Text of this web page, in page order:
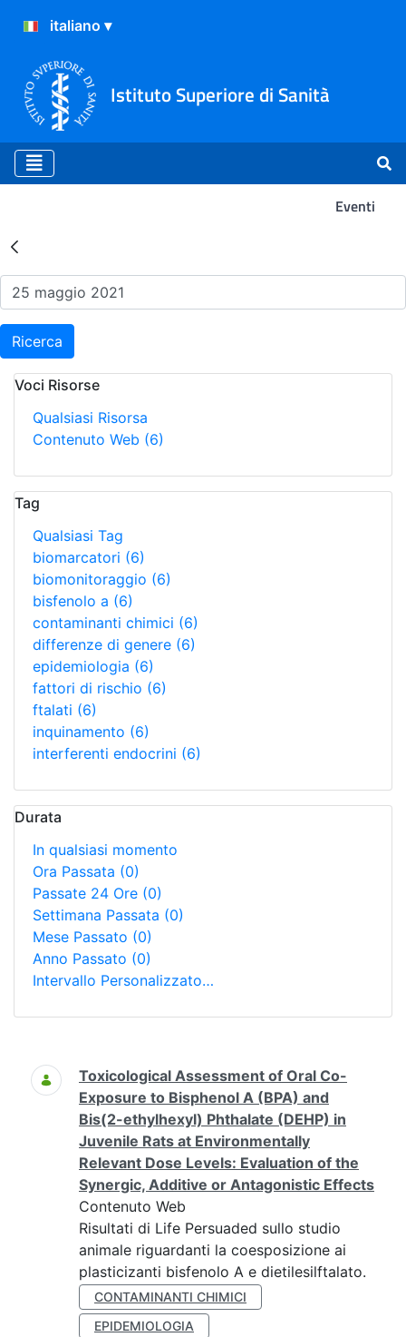
Istituto Superiore di Sanità
Eventi
Risultati della Ricerca -
Ricerca
Voci Risorse
Qualsiasi Risorsa
Contenuto Web (6)
Tag
Qualsiasi Tag
biomarcatori (6)
biomonitoraggio (6)
bisfenolo a (6)
contaminanti chimici (6)
differenze di genere (6)
epidemiologia (6)
fattori di rischio (6)
ftalati (6)
inquinamento (6)
interferenti endocrini (6)
Durata
In qualsiasi momento
Ora Passata (0)
Passate 24 Ore (0)
Settimana Passata (0)
Mese Passato (0)
Anno Passato (0)
Intervallo Personalizzato…
Ricerca
Toxicological Assessment of Oral Co-
Exposure to Bisphenol A (BPA) and
Bis(2-ethylhexyl) Phthalate (DEHP) in
Juvenile Rats at Environmentally
Relevant Dose Levels: Evaluation of the
Synergic, Additive or Antagonistic Effects
Contenuto Web
Risultati di Life Persuaded sullo studio
animale riguardanti la coesposizione ai
plasticizanti bisfenolo A e dietilesilftalato.
CONTAMINANTI CHIMICI
EPIDEMIOLOGIA